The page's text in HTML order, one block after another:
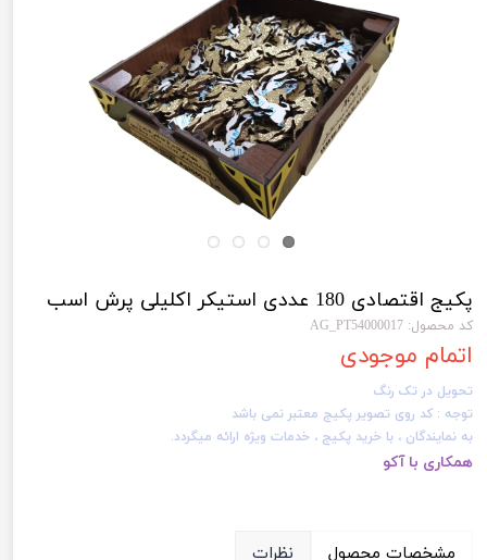
پکیج اقتصادی 180 عددی استیکر اکلیلی پرش اسب
کد محصول: AG_PT54000017
اتمام موجودی
تحویل در تک رنگ
توجه : کد روی تصویر پکیج معتبر نمی باشد
به نمایندگان ، با خرید پکیج ، خدمات ویژه ارائه میگردد.
همکاری با آکو
مشخصات محصول نظرات